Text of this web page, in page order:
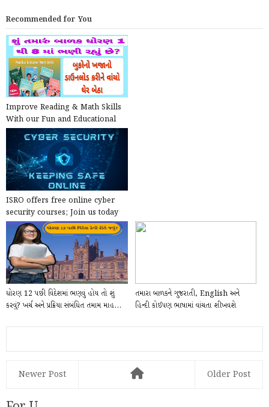
Recommended for You
Improve Reading & Math Skills
With our Fun and Educational
Reading App for Kids
ISRO offers free online cyber
security courses; Join us today
ધોરણ 12 પછી વિદેશમાં ભણવું હોય તો શું
કરવું? ખર્ચ અને પ્રક્રિયા સંબંધિત તમામ માહ...
તમારા બાળકને ગુજરાતી, English અને
હિન્દી કોઈપણ ભાષામાં વાંચતા શીખવશે
Newer Post Older Post